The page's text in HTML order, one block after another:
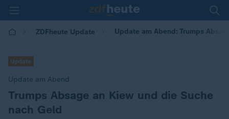
ZDFheute Update Update am Abend: Trumps
Update
Update am Abend
:
Trumps Absage an Kiew und die Suche
nach Geld